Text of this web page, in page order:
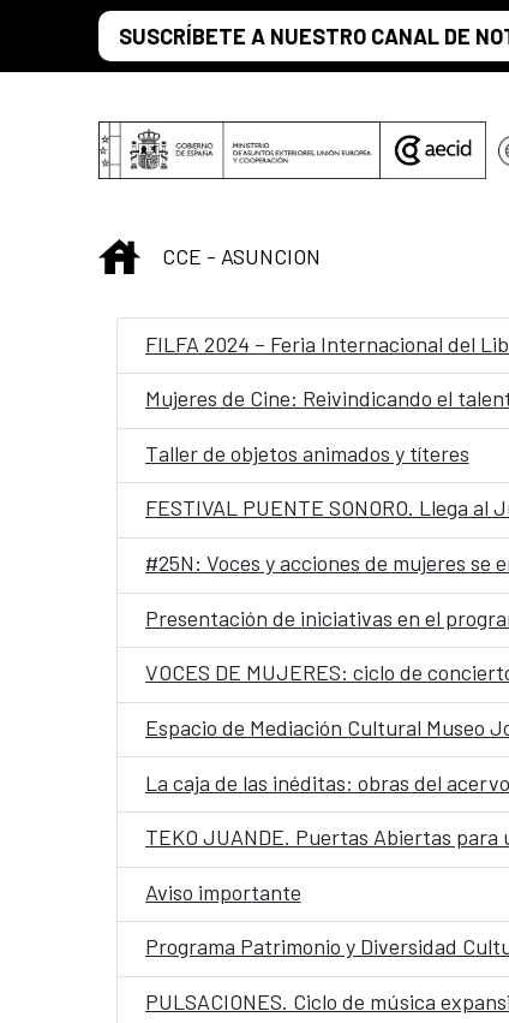
Saltar al contenido principal
SUSCRÍBETE A NUESTRO CANAL DE
INICIO
CCE - ASUNCION
FILFA 2024 – Feria Internacional del
Mujeres de Cine: Reivindicando el
Taller de objetos animados y títeres
FESTIVAL PUENTE SONORO. Llega
#25N: Voces y acciones de mujeres
Presentación de iniciativas en el
VOCES DE MUJERES: ciclo de
Espacio de Mediación Cultural Museo
La caja de las inéditas: obras del
TEKO JUANDE. Puertas Abiertas
Aviso importante
Programa Patrimonio y Diversidad
PULSACIONES. Ciclo de música